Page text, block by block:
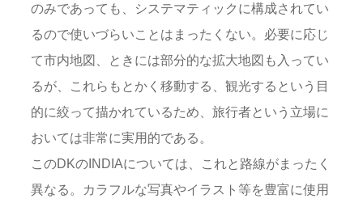
のみであっても、システマティックに構成されてい
るので使いづらいことはまったくない。必要に応じ
て市内地図、ときには部分的な拡大地図も入ってい
るが、これらもとかく移動する、観光するという目
的に絞って描かれているため、旅行者という立場に
おいては非常に実用的である。
このDKのINDIAについては、これと路線がまったく
異なる。カラフルな写真やイラスト等を豊富に使用